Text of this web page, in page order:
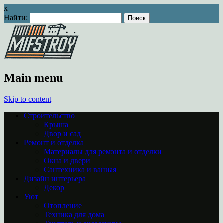
x
Найти:
Main menu
Skip to content
Строительство
Крыша
Двор и сад
Ремонт и отделка
Материалы для ремонта и отделки
Окна и двери
Сантехника и ванная
Дизайн интерьера
Декор
Уют
Отопление
Техника для дома